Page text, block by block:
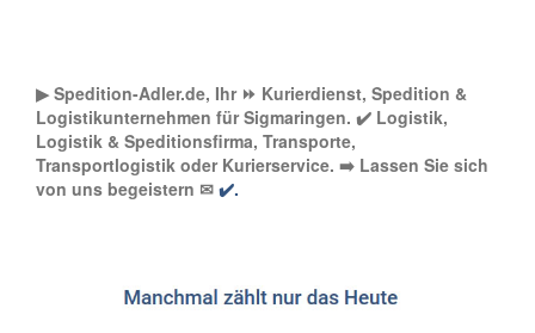
▶︎ Spedition-Adler.de, Ihr ⏩ Kurierdienst, Spedition &
Logistikunternehmen für Sigmaringen. ✔️ Logistik,
Logistik & Speditionsfirma, Transporte,
Transportlogistik oder Kurierservice. ➡️ Lassen Sie sich
von uns begeistern ✉ ✔️.